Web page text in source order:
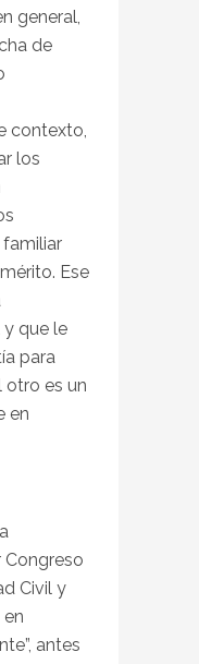
general,
de
contexto,
los
Ese
que le
para
otro es un
en
Civil y
antes